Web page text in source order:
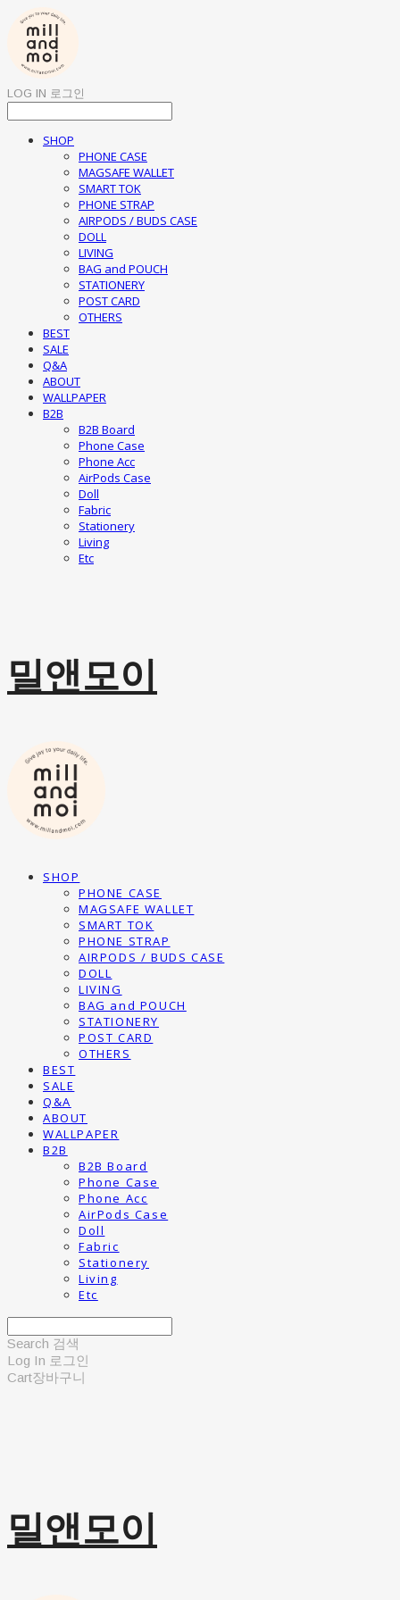
LOG IN 로그인
SHOP
PHONE CASE
MAGSAFE WALLET
SMART TOK
PHONE STRAP
AIRPODS / BUDS CASE
DOLL
LIVING
BAG and POUCH
STATIONERY
POST CARD
OTHERS
BEST
SALE
Q&A
ABOUT
WALLPAPER
B2B
B2B Board
Phone Case
Phone Acc
AirPods Case
Doll
Fabric
Stationery
Living
Etc
밀앤모이
SHOP
PHONE CASE
MAGSAFE WALLET
SMART TOK
PHONE STRAP
AIRPODS / BUDS CASE
DOLL
LIVING
BAG and POUCH
STATIONERY
POST CARD
OTHERS
BEST
SALE
Q&A
ABOUT
WALLPAPER
B2B
B2B Board
Phone Case
Phone Acc
AirPods Case
Doll
Fabric
Stationery
Living
Etc
Search 검색
Log In 로그인
Cart장바구니
밀앤모이